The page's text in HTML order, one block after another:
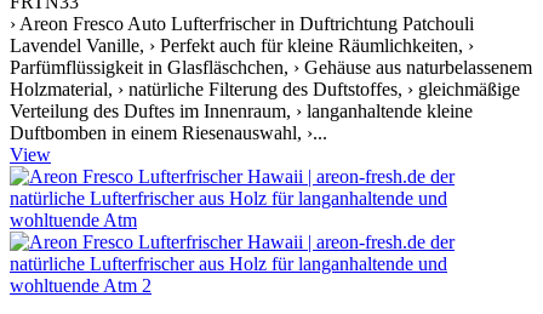
› Areon Fresco Auto Lufterfrischer in Duftrichtung Patchouli
Lavendel Vanille, › Perfekt auch für kleine Räumlichkeiten, ›
Parfümflüssigkeit in Glasfläschchen, › Gehäuse aus naturbelassenem
Holzmaterial, › natürliche Filterung des Duftstoffes, › gleichmäßige
Verteilung des Duftes im Innenraum, › langanhaltende kleine
Duftbomben in einem Riesenauswahl, ›...
View